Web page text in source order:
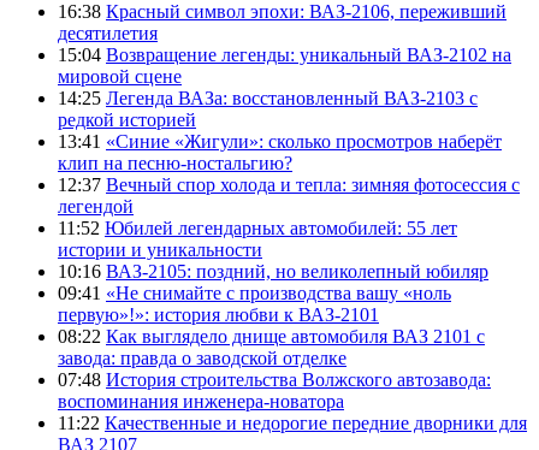
16:38 Красный символ эпохи: ВАЗ-2106, переживший
десятилетия
15:04 Возвращение легенды: уникальный ВАЗ-2102 на
мировой сцене
14:25 Легенда ВАЗа: восстановленный ВАЗ-2103 с
редкой историей
13:41 «Синие «Жигули»: сколько просмотров наберёт
клип на песню-ностальгию?
12:37 Вечный спор холода и тепла: зимняя фотосессия с
легендой
11:52 Юбилей легендарных автомобилей: 55 лет
истории и уникальности
10:16 ВАЗ-2105: поздний, но великолепный юбиляр
09:41 «Не снимайте с производства вашу «ноль
первую»!»: история любви к ВАЗ-2101
08:22 Как выглядело днище автомобиля ВАЗ 2101 с
завода: правда о заводской отделке
07:48 История строительства Волжского автозавода:
воспоминания инженера-новатора
11:22 Качественные и недорогие передние дворники для
ВАЗ 2107